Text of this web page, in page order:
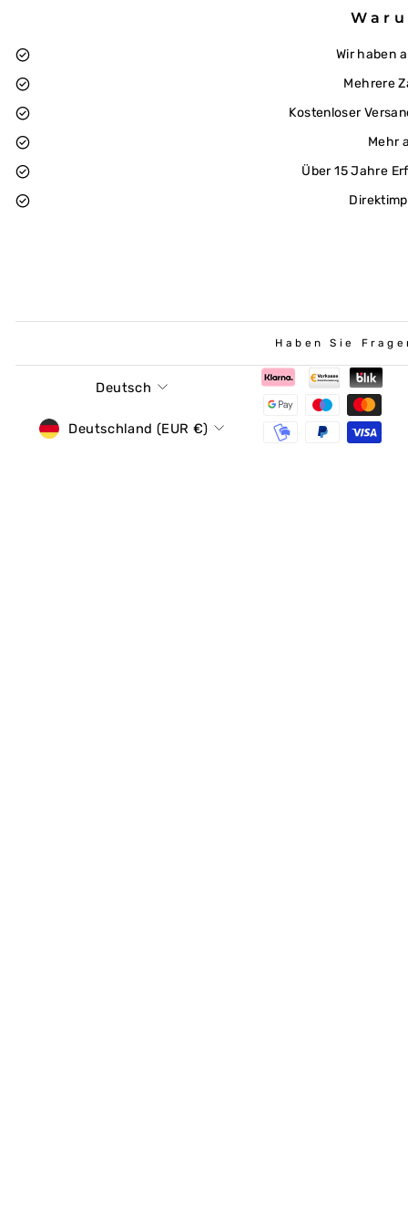
Wir haben
Mehrere
Kostenloser
Mehr
Über 15 Jahre
Haben Sie
Sprache
Deutsch
Währung
Deutschland (EUR €)